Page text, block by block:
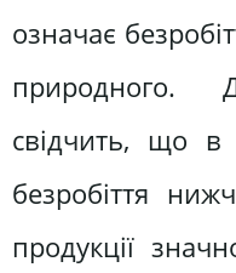
означає
природного.
свідчить, що в
безробіття
продукції